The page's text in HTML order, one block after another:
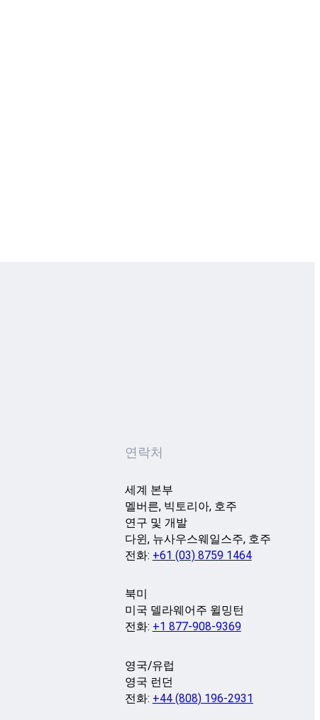
연락처
세계 본부
멜버른, 빅토리아, 호주
연구 및 개발
다윈, 뉴사우스웨일스주, 호주
전화: +61 (03) 8759 1464
북미
미국 델라웨어주 윌밍턴
전화: +1 877-908-9369
영국/유럽
영국 런던
전화: +44 (808) 196-2931